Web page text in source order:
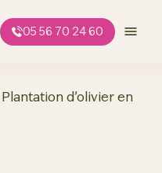
05 56 70 24 60
Plantation d’olivier en